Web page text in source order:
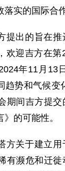
实的国际合作
提出的旨在
欢迎吉方在
年11月13
趋势和气候变
期间吉方提
的可能性。
方关于建立
有濒危和迁